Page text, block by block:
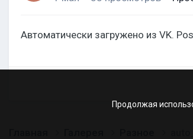
Автоматически загружено из VK.
Продолжая